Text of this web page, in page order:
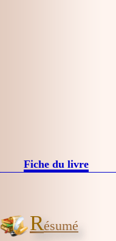
Fiche du livre
Résumé